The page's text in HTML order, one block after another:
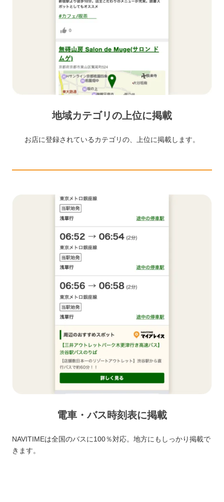
地域カテゴリの上位に掲載
お店に登録されているカテゴリの、上位に掲載します。
電車・バス時刻表に掲載
NAVITIMEは全国のバスに100％対応。地方にもしっかり掲載で
きます。